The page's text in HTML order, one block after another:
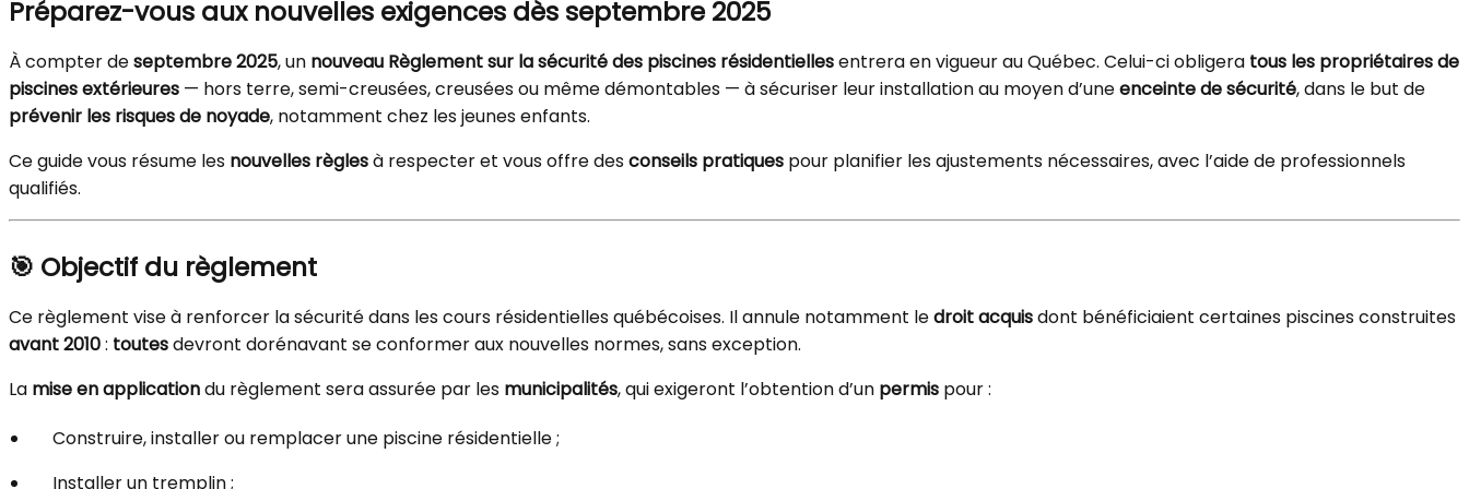
Préparez-vous aux nouvelles exigences dès septembre 2025
À compter deseptembre 2025, un nouveau Règlement sur la sécurité des piscines résidentiellesentrera en vigueur au Québec. Celui-ci obligera tous les propriétaires de
piscines extérieures — hors terre, semi-creusées, creusées ou même démontables — à sécuriser leur installation au moyen d’uneenceinte de sécurité, dans le but de
prévenir les risques de noyade, notamment chez les jeunes enfants.
Ce guide vous résume les nouvelles règlesà respecter et vous offre desconseils pratiques pour planifier les ajustements nécessaires, avec l’aide de professionnels
qualifiés.
🎯 Objectif du règlement
Ce règlement vise à renforcer la sécurité dans les cours résidentielles québécoises. Il annule notamment ledroit acquisdont bénéficiaient certaines piscines construites
avant 2010: toutesdevront dorénavant se conformer aux nouvelles normes, sans exception.
La mise en applicationdu règlement sera assurée par les municipalités, qui exigeront l’obtention d’un permis pour :
Construire, installer ou remplacer une piscine résidentielle ;
Installer un tremplin ;